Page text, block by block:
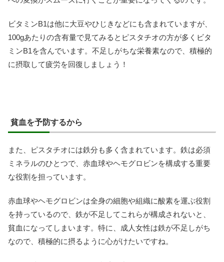
ビタミンB1は他に大豆やひじきなどにも含まれていますが、
100gあたりの含有量で見てみるとピスタチオの方が多くビタ
ミンB1を含んでいます。不足しがちな栄養素なので、積極的
に摂取して疲労を回復しましょう！
貧血を予防するから
また、ピスタチオには鉄分も多く含まれています。鉄は必須
ミネラルのひとつで、赤血球やヘモグロビンを構成する重要
な役割を担っています。
赤血球やヘモグロビンは全身の細胞や組織に酸素を運ぶ役割
を持っているので、鉄が不足してこれらが構成されないと、
貧血になってしまいます。特に、成人女性は鉄が不足しがち
なので、積極的に摂るように心がけたいですね。